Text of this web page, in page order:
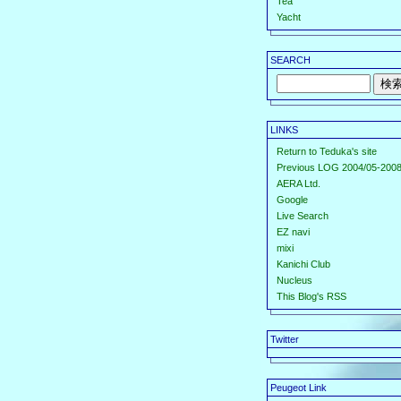
Yacht
SEARCH
LINKS
Return to Teduka's site
Previous LOG 2004/05-
AERA Ltd.
Google
Live Search
EZ navi
mixi
Kanichi Club
Nucleus
This Blog's RSS
Twitter
Peugeot Link